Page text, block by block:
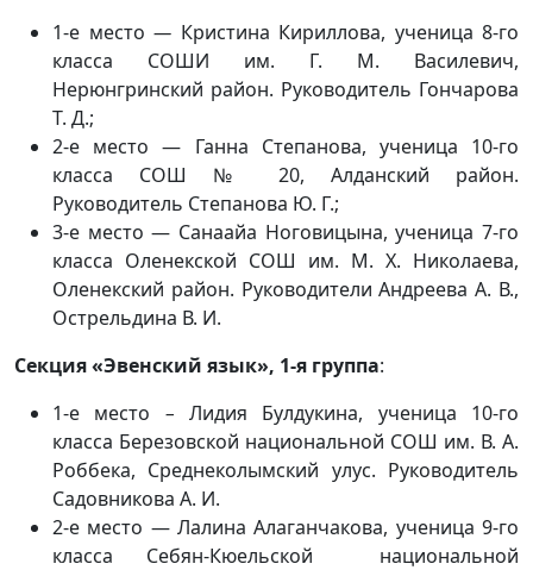
1-е место — Кристина Кириллова, ученица 8-го
класса СОШИ им. Г. М. Василевич,
Нерюнгринский район. Руководитель Гончарова
Т. Д.;
2-е место — Ганна Степанова, ученица 10-го
класса СОШ № 20, Алданский район.
Руководитель Степанова Ю. Г.;
3-е место — Санаайа Ноговицына, ученица 7-го
класса Оленекской СОШ им. М. Х. Николаева,
Оленекский район. Руководители Андреева А. В.,
Острельдина В. И.
Секция «Эвенский язык», 1-я группа:
1-е место –Лидия Булдукина, ученица 10-го
класса Березовской национальной СОШ им. В. А.
Роббека, Среднеколымский улус. Руководитель
Садовникова А. И.
2-е место — Лалина Алаганчакова, ученица 9-го
класса Себян-Кюельской национальной